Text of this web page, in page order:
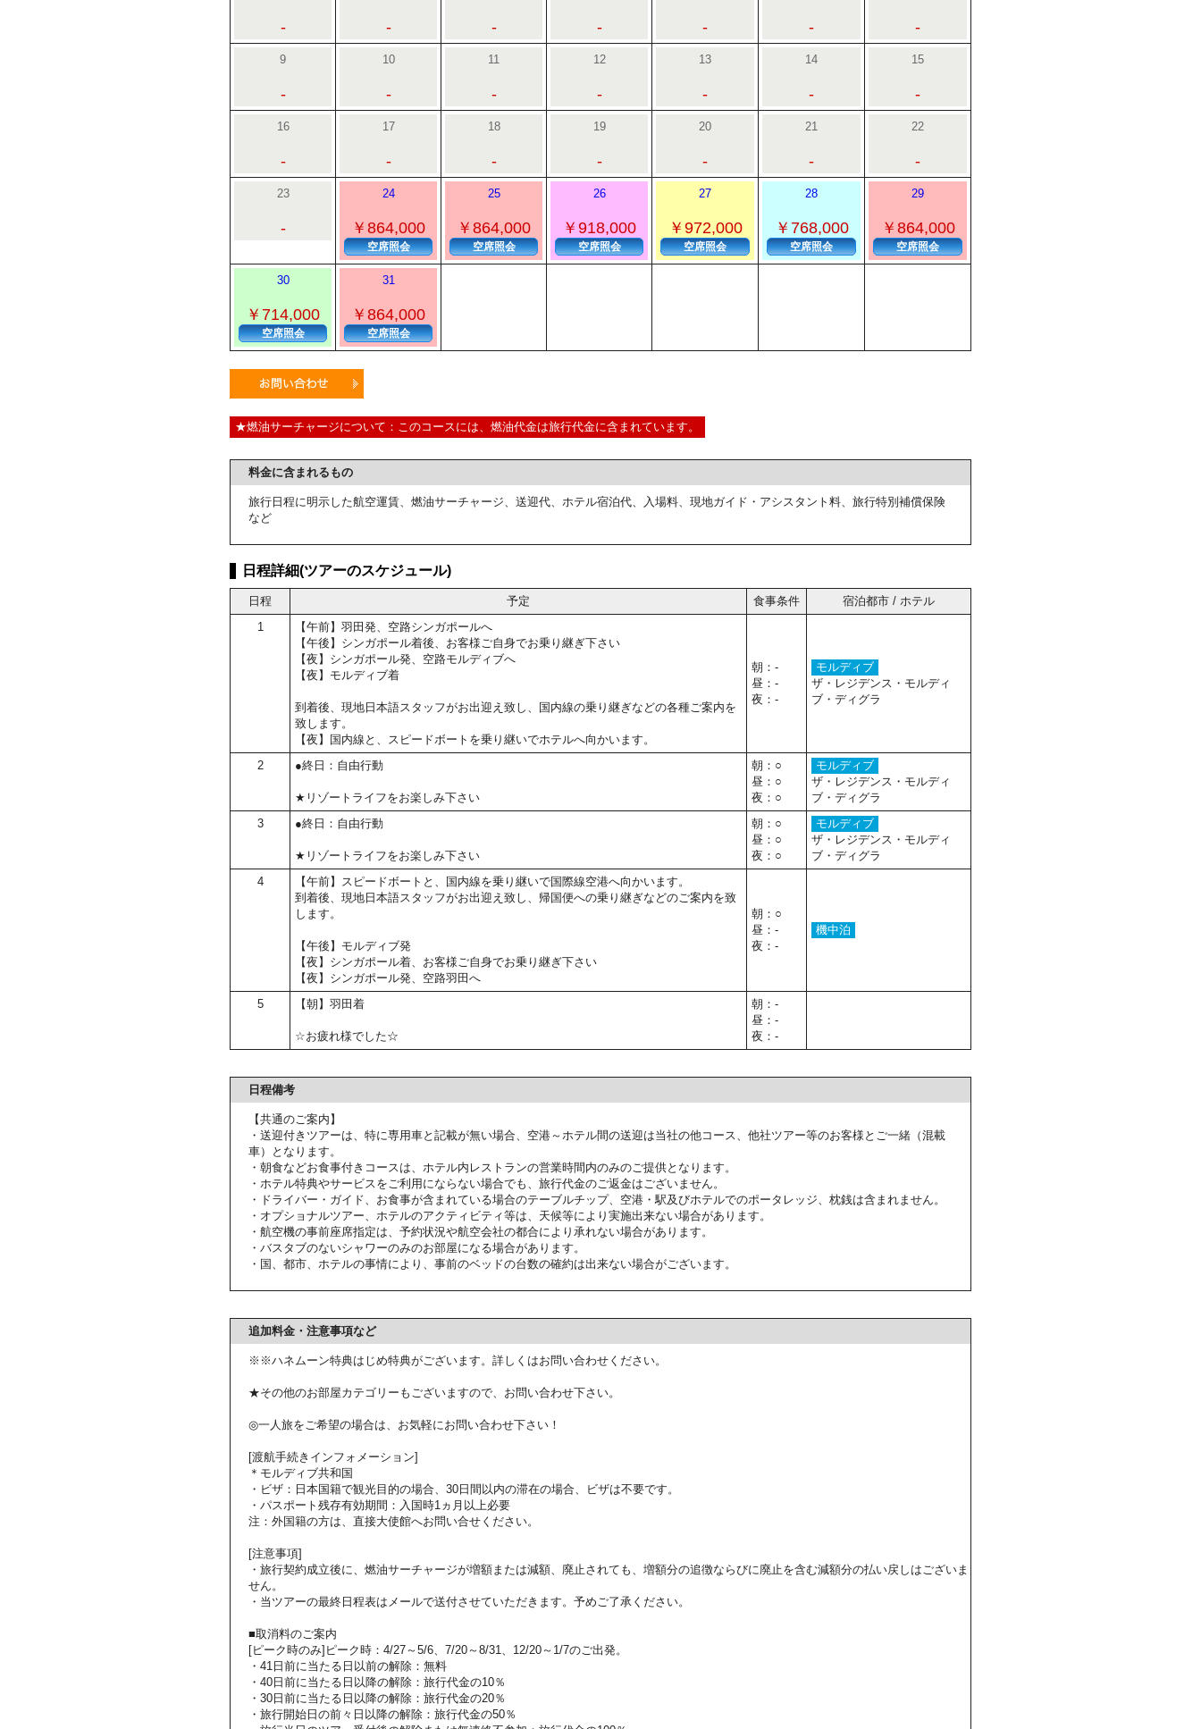
- - - - - - -
9
-
10
-
11
-
12
-
13
-
14
-
15
-
16
-
17
-
18
-
19
-
20
-
21
-
22
-
23
-
24
￥864,000
空席照会
25
￥864,000
空席照会
26
￥918,000
空席照会
27
￥972,000
空席照会
28
￥768,000
空席照会
29
￥864,000
空席照会
30
￥714,000
空席照会
31
￥864,000
空席照会
★燃油サーチャージについて：このコースには、燃油代金は旅行代金に含まれています。
料金に含まれるもの
旅行日程に明示した航空運賃、燃油サーチャージ、送迎代、ホテル宿泊代、入場料、現地ガイド・アシスタント料、旅行特別補償保険
など
日程詳細(ツアーのスケジュール)
日程 予定 食事条件
宿泊都市 / ホテル
1
【午前】羽田発、空路シンガポールへ
【午後】シンガポール着後、お客様ご自身でお乗り継ぎ下さい
【夜】シンガポール発、空路モルディブへ
【夜】モルディブ着
到着後、現地日本語スタッフがお出迎え致し、国内線の乗り継ぎなどの各種ご案内を
致します。
【夜】国内線と、スピードボートを乗り継いでホテルへ向かいます。
朝：-
昼：-
夜：-
モルディブ
ザ・レジデンス・モルディ
ブ・ディグラ
2 ●終日：自由行動
★リゾートライフをお楽しみ下さい
朝：○
昼：○
夜：○
モルディブ
ザ・レジデンス・モルディ
ブ・ディグラ
3
●終日：自由行動
★リゾートライフをお楽しみ下さい
朝：○
昼：○
夜：○
モルディブ
ザ・レジデンス・モルディ
ブ・ディグラ
4
【午前】スピードボートと、国内線を乗り継いで国際線空港へ向かいます。
到着後、現地日本語スタッフがお出迎え致し、帰国便への乗り継ぎなどのご案内を致
します。
【午後】モルディブ発
【夜】シンガポール着、お客様ご自身でお乗り継ぎ下さい
【夜】シンガポール発、空路羽田へ
朝：○
昼：-
夜：-
機中泊
5 【朝】羽田着
☆お疲れ様でした☆
朝：-
昼：-
夜：-
日程備考
【共通のご案内】
・送迎付きツアーは、特に専用車と記載が無い場合、空港～ホテル間の送迎は当社の他コース、他社ツアー等のお客様とご一緒（混載
車）となります。
・朝食などお食事付きコースは、ホテル内レストランの営業時間内のみのご提供となります。
・ホテル特典やサービスをご利用にならない場合でも、旅行代金のご返金はございません。
・ドライバー・ガイド、お食事が含まれている場合のテーブルチップ、空港・駅及びホテルでのポータレッジ、枕銭は含まれません。
・オプショナルツアー、ホテルのアクティビティ等は、天候等により実施出来ない場合があります。
・航空機の事前座席指定は、予約状況や航空会社の都合により承れない場合があります。
・バスタブのないシャワーのみのお部屋になる場合があります。
・国、都市、ホテルの事情により、事前のベッドの台数の確約は出来ない場合がございます。
追加料金・注意事項など
※※ハネムーン特典はじめ特典がございます。詳しくはお問い合わせください。
★その他のお部屋カテゴリーもございますので、お問い合わせ下さい。
◎一人旅をご希望の場合は、お気軽にお問い合わせ下さい！
[渡航手続きインフォメーション]
＊モルディブ共和国
・ビザ：日本国籍で観光目的の場合、30日間以内の滞在の場合、ビザは不要です。
・パスポート残存有効期間：入国時1ヵ月以上必要
注：外国籍の方は、直接大使館へお問い合せください。
[注意事項]
・旅行契約成立後に、燃油サーチャージが増額または減額、廃止されても、増額分の追徴ならびに廃止を含む減額分の払い戻しはございま
せん。
・当ツアーの最終日程表はメールで送付させていただきます。予めご了承ください。
■取消料のご案内
[ピーク時のみ]ピーク時：4/27～5/6、7/20～8/31、12/20～1/7のご出発。
・41日前に当たる日以前の解除：無料
・40日前に当たる日以降の解除：旅行代金の10％
・30日前に当たる日以降の解除：旅行代金の20％
・旅行開始日の前々日以降の解除：旅行代金の50％